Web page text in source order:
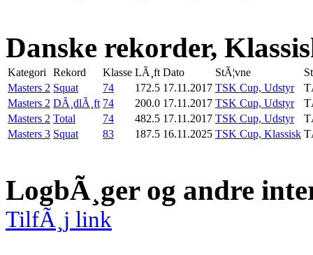
Danske rekorder,
Kategori Rekord Klasse LÃ¸ft Dato StÃ¦vne
Masters 2 Squat 74 172.5 17.11.2017 TSK Cup, Udstyr
Masters 2 DÃ¸dlÃ¸ft 74 200.0 17.11.2017 TSK Cup, Udstyr
Masters 2 Total 74 482.5 17.11.2017 TSK Cup, Udstyr
Masters 3 Squat 83 187.5 16.11.2025 TSK Cup, Klassisk
LogbÃ¸ger og andre
TilfÃ¸j link